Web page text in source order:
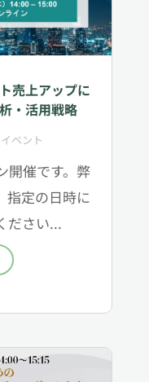
売上アップに
・活用戦略
ベント
開催です。弊
指定の日時に
ださい...